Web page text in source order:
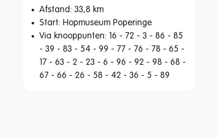
Afstand: 33,8 km
Start: Hopmuseum Poperinge
Via knooppunten: 16 - 72 - 3 - 86 - 85
- 39 - 83 - 54 - 99 - 77 - 76 - 78 - 65 -
17 - 63 - 2 - 23 - 6 - 96 - 92 - 98 - 68 -
67 - 66 - 26 - 58 - 42 - 36 - 5 - 89
A tot Z